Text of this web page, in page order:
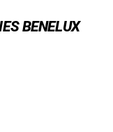
BENELUX